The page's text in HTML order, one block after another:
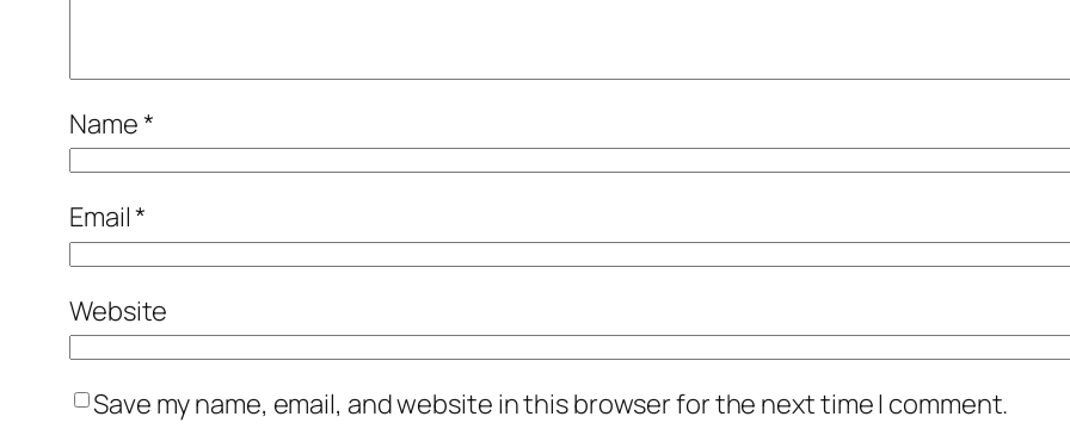
Name*
Email*
Website
Save my name, email, and website in this browser for the next time I comment.